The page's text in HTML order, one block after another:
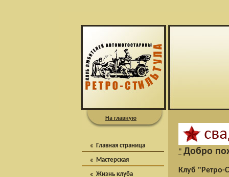
На главную
Главная страница
Мастерская
Жизнь клуба
" Добро
Клуб "Ретро-